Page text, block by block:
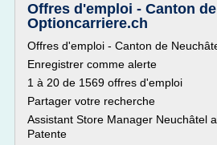
Offres d'emploi - Canton de
Optioncarriere.ch
Offres d'emploi - Canton de
Enregistrer comme alerte
1 à 20 de 1569 offres d'emploi
Partager votre recherche
Assistant Store Manager Neuchâtel
Patente